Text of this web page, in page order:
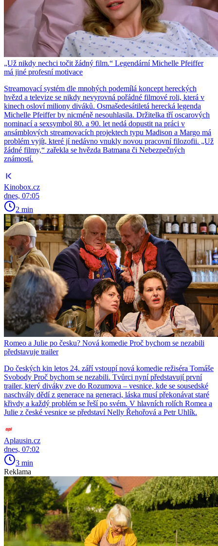
„Už nikdy nechci točit žádný film.“ Legendární Michelle Pfeiffer
má jiné profesní motivace
Streamovací systém dle mnohých podemílá koncept hereckých
hvězd a televize se nikdy nevyrovná pořádné filmové roli, která v
kinech osloví miliony diváků. Osmašedesátiletá herecká legenda
Michelle Pfeiffer by nicméně nesouhlasila. Držitelka tří oscarových
nominací a sexsymbol 80. a 90. let nedá dopustit na práci v
ansámblových streamovacích projektech typu Madison a Margo má
problém vyjít, které jí nedávno vnukly novou pracovní filozofii. „Už
žádné filmy,“ zařekla se hvězda Batmana či Nebezpečných
známostí.
Kinobox.cz
dnes, 07:05
2 min
Romeo a Julie po česku? Nová komedie Proč bychom se nezabili
představuje trailer
Do českých kin letos 24. září vstoupí nová komedie režiséra Tomáše
Svobody Proč bychom se nezabili. Tvůrci nyní představují první
trailer, který diváky zve do Rozumova – vesnice, kde se sousedské
naschvály dědí z generace na generaci, láska musí překonávat staré
křivdy a každý problém se řeší po svém. V hlavních rolích Romea a
Julie z české vesnice se představí Nelly Řehořová a Petr Uhlík.
Aplausin.cz
dnes, 07:02
3 min
Reklama